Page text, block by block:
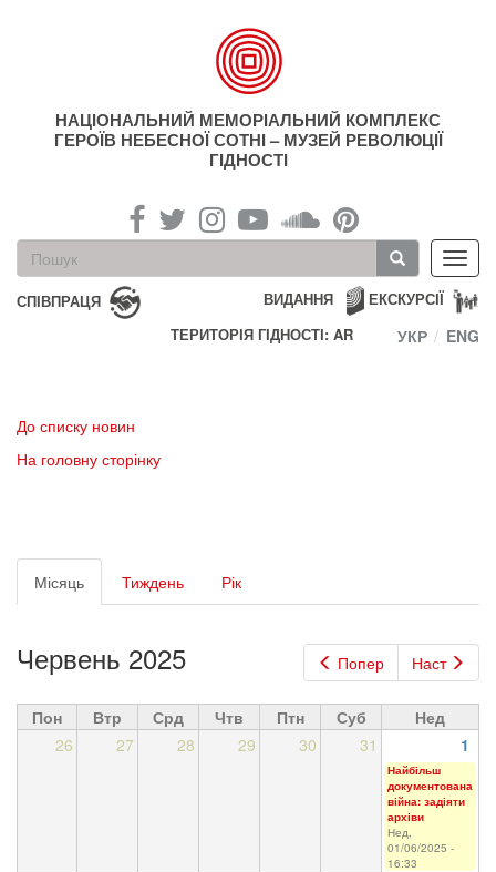
НАЦІОНАЛЬНИЙ МЕМОРІАЛЬНИЙ КОМПЛЕКС
ГЕРОЇВ НЕБЕСНОЇ СОТНІ – МУЗЕЙ РЕВОЛЮЦІЇ
ГІДНОСТІ
Пошукова
форма
Пошук
СПІВПРАЦЯ ЕКСКУРСІЇ
ВИДАННЯ
ТЕРИТОРІЯ ГІДНОСТІ: AR
УКР ENG
До списку новин
На головну сторінку
Первинні
вкладки
Місяць (активна
вкладка)
Тиждень Рік
Попер Наст
Червень 2025
Пон Втр Срд Чтв Птн Суб
Нед
26
27 28 29 30 31 1
Найбільш
документована
війна: задіяти
архіви
Нед,
01/06/2025 -
16:33